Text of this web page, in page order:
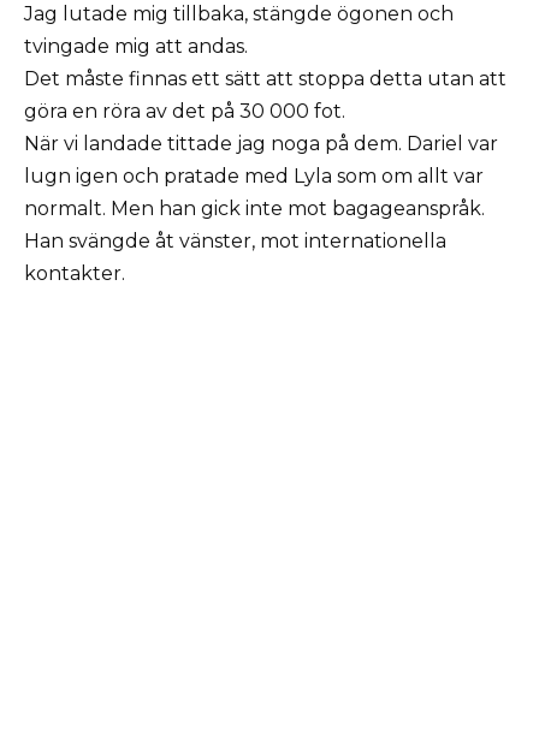
Jag lutade mig tillbaka, stängde ögonen och
tvingade mig att andas.
Det måste finnas ett sätt att stoppa detta utan att
göra en röra av det på 30 000 fot.
När vi landade tittade jag noga på dem. Dariel var
lugn igen och pratade med Lyla som om allt var
normalt. Men han gick inte mot bagageanspråk.
Han svängde åt vänster, mot internationella
kontakter.